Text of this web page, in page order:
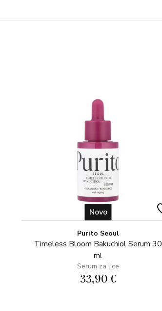
Novo
Purito Seoul
Timeless Bloom Bakuchiol Serum 30
ml
Serum za lice
33,90 €